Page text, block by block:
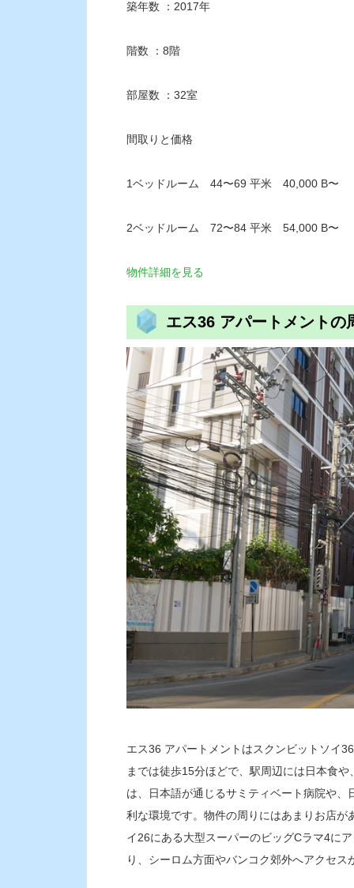
築年数 ：2017年
階数 ：8階
部屋数 ：32室
間取りと価格
1ベッドルーム 44〜69 平米 40,000 B〜
2ベッドルーム 72〜84 平米 54,000 B〜
物件詳細を見る
エス36 アパートメントの
エス36 アパートメントはスクンビットソイ
までは徒歩15分ほどで、駅周辺には日本食
は、日本語が通じるサミティベート病院や
利な環境です。物件の周りにはあまりお店
イ26にある大型スーパーのビッグCラマ4に
り、シーロム方面やバンコク郊外へアクセ